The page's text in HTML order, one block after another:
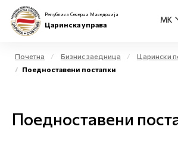
Физички лица
Република Северна Македонија
Царинска управа
Почетна Бизнис заедница
Царински
Поедноставени постапки
Поедноставени